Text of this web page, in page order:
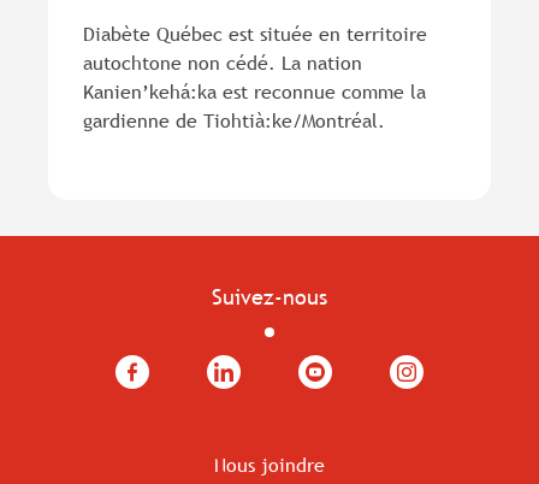
Diabète Québec est située en territoire
autochtone non cédé. La nation
Kanien’kehá:ka est reconnue comme la
gardienne de Tiohtià:ke/Montréal.
Suivez-nous
Facebook LinkedIn YouTube Instagram
Nous joindre